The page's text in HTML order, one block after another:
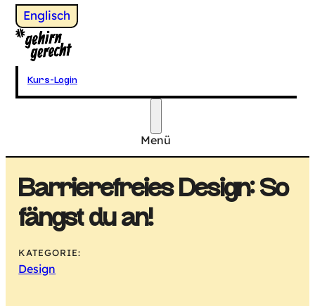
Wechsel zu
Englisch
Gehirngerecht Digital
Kurs-Login
Menü
Hauptmenü
Barrierefreies Design: So
fängst du an!
KATEGORIE:
Design